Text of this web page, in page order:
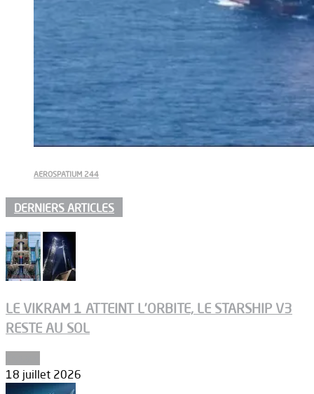
AEROSPATIUM 244
DERNIERS ARTICLES
LE VIKRAM 1 ATTEINT L’ORBITE, LE STARSHIP V3
RESTE AU SOL
18 juillet 2026